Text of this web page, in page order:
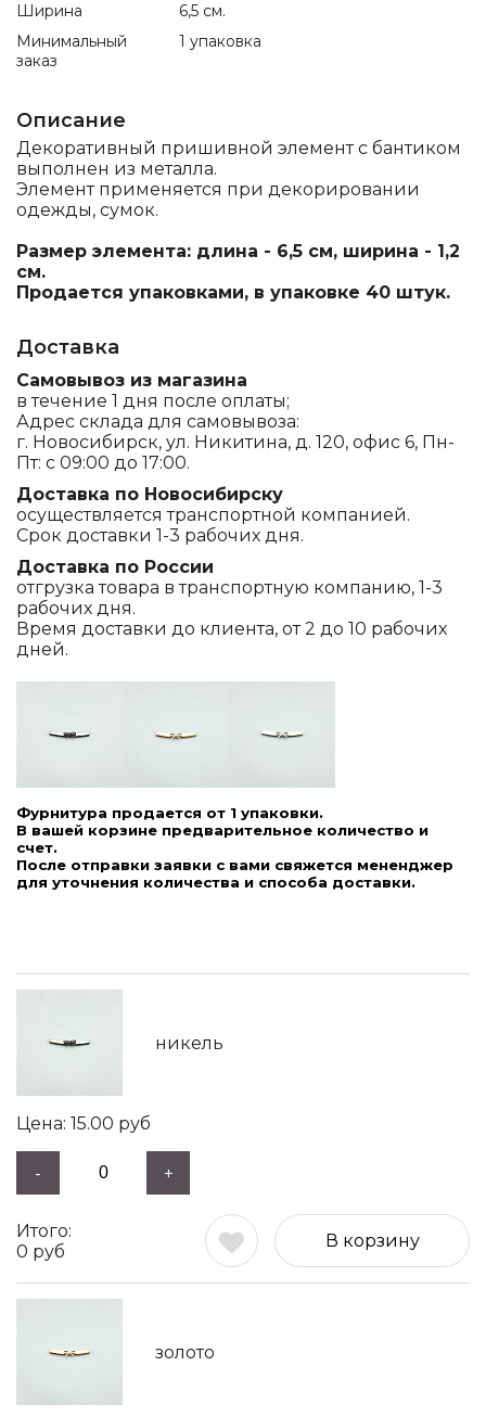
Ширина
6,5 см.
Минимальный
заказ
1 упаковка
Описание
Декоративный пришивной элемент с бантиком
выполнен из металла.
Элемент применяется при декорировании
одежды, сумок.
Размер элемента: длина - 6,5 см, ширина - 1,2
см.
Продается упаковками, в упаковке 40 штук.
Доставка
Самовывоз из магазина
в течение 1 дня после оплаты;
Адрес склада для самовывоза:
г. Новосибирск, ул. Никитина, д. 120, офис 6, Пн-
Пт: с 09:00 до 17:00.
Доставка по Новосибирску
осуществляется транспортной компанией.
Срок доставки 1-3 рабочих дня.
Доставка по России
отгрузка товара в транспортную компанию, 1-3
рабочих дня.
Время доставки до клиента, от 2 до 10 рабочих
дней.
Фурнитура продается от 1 упаковки.
В вашей корзине предварительное количество и
счет.
После отправки заявки с вами свяжется мененджер
для уточнения количества и способа доставки.
никель
15.00 руб
- +
0 руб
В корзину
золото